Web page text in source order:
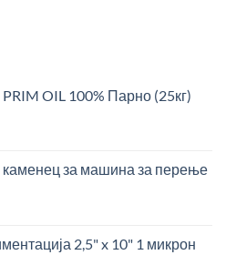
OIL 100% Парно (25кг)
каменец за машина за перење
2,5" x 10" 1 микрон